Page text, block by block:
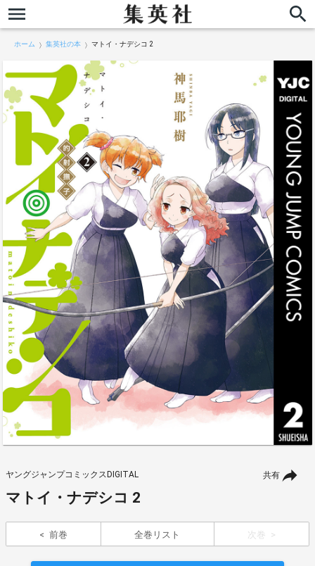
ホーム 集英社の本 マトイ・ナデシコ 2
共有
ヤングジャンプコミックスDIGITAL
マトイ・ナデシコ 2
前巻 全巻リスト 次巻